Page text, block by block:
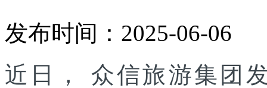
发布时间：2025-06-06
近日， 众信旅游集团